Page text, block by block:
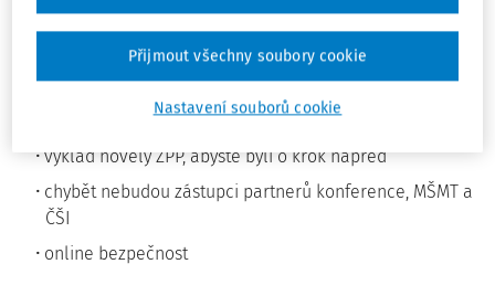
aktuální informace o legislativních změnách
s vysvětlením dopadů do života málotřídní školy,
výklad novely ZPP, abyste byli o krok napřed
chybět nebudou zástupci partnerů konference, MŠMT a
ČŠI
online bezpečnost
Nastavení souborů cookie
Přijmout všechny soubory cookie